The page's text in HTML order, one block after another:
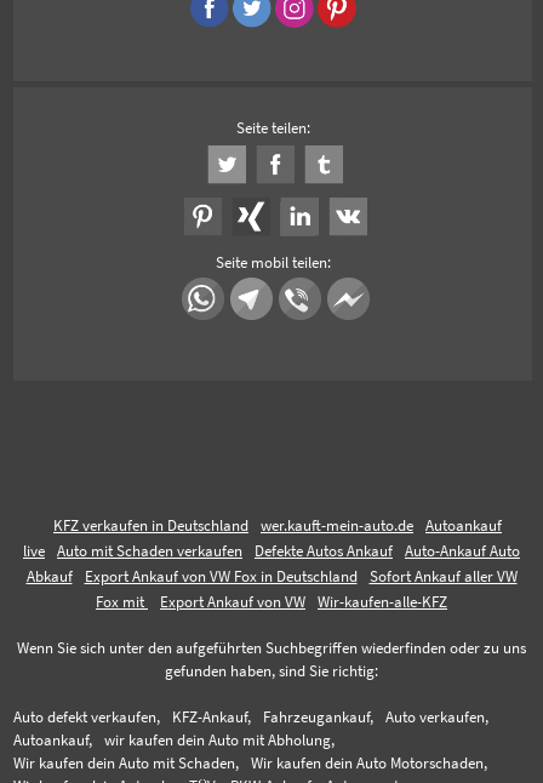
Seite teilen:
Seite mobil teilen:
KFZ verkaufen in Deutschland wer.kauft-mein-auto.de
Autoankauf
live
Auto mit Schaden verkaufen Defekte Autos Ankauf
Auto-Ankauf Auto
Abkauf
Export Ankauf von VW Fox in Deutschland
Sofort Ankauf aller VW
Fox mit
Export Ankauf von VW Wir-kaufen-alle-KFZ
Wenn Sie sich unter den aufgeführten Suchbegriffen wiederfinden oder zu uns
gefunden haben, sind Sie richtig:
Auto defekt verkaufen, KFZ-Ankauf, Fahrzeugankauf,
Auto verkaufen,
Autoankauf,
wir kaufen dein Auto mit Abholung,
Wir kaufen dein Auto mit Schaden,
Wir kaufen dein Auto Motorschaden,